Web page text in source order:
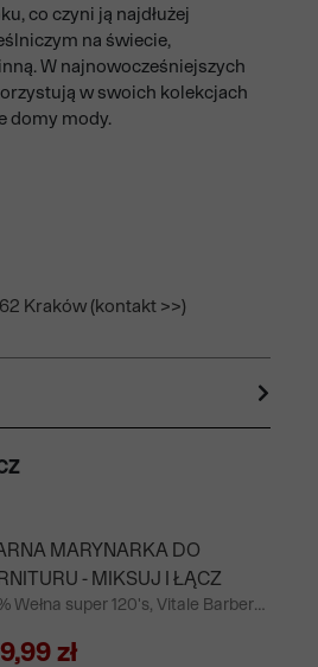
co czyni ją najdłużej
na świecie,
W najnowocześniejszych
w swoich kolekcjach
domy mody.
Kraków (kontakt >>)
MARYNARKA DO
- MIKSUJ I ŁĄCZ
Wełna super 120's, Vitale Barberis
zł